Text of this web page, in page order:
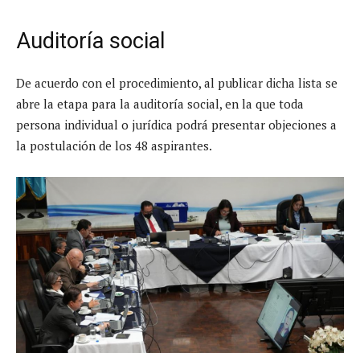
Auditoría social
De acuerdo con el procedimiento, al publicar dicha lista se
abre la etapa para la auditoría social, en la que toda
persona individual o jurídica podrá presentar objeciones a
la postulación de los 48 aspirantes.